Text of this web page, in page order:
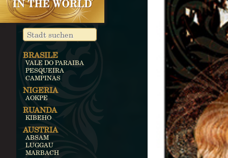
BRASILE
VALE DO PARAIBA
PESQUEIRA
CAMPINAS
NIGERIA
AOKPE
RUANDA
KIBEHO
AUSTRIA
ABSAM
LUGGAU
MARBACH